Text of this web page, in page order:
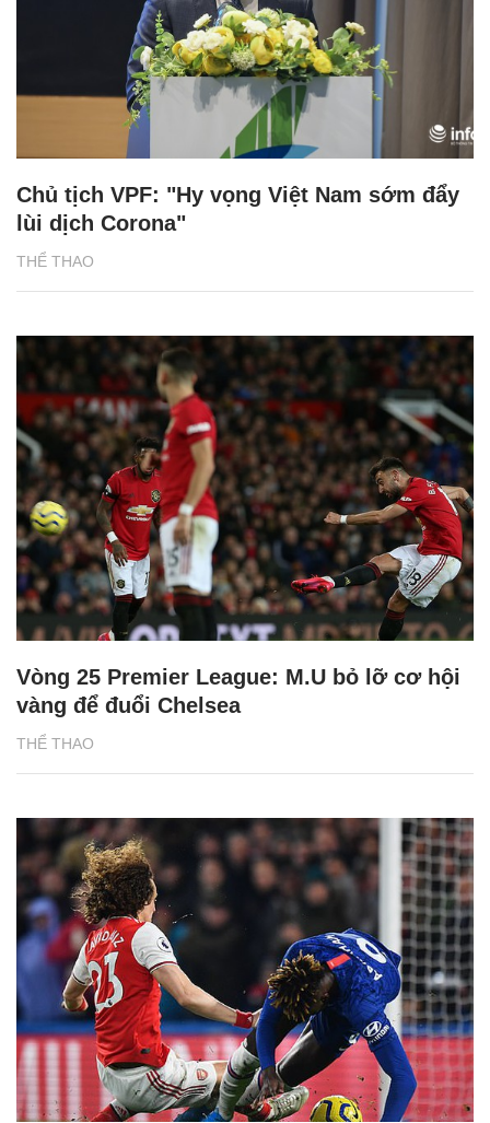
THỂ THAO
Chủ tịch VPF: "Hy vọng Việt Nam sớm đẩy
lùi dịch Corona"
THỂ THAO
Vòng 25 Premier League: M.U bỏ lỡ cơ hội
vàng để đuổi Chelsea